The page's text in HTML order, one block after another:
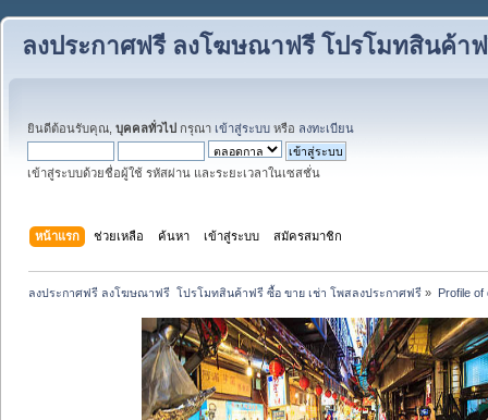
ลงประกาศฟรี ลงโฆษณาฟรี โปรโมทสินค้า
ยินดีต้อนรับคุณ, บุคคลทั่วไป กรุณา เข้าสู่ระบบ หรือ ลงทะเบียน
เข้าสู่ระบบด้วยชื่อผู้ใช้ รหัสผ่าน และระยะเวลาในเซสชั่น
หน้าแรก ช่วยเหลือ ค้นหา เข้าสู่ระบบ สมัครสมาชิก
ลงประกาศฟรี ลงโฆษณาฟรี  โปรโมทสินค้าฟรี ซื้อ ขาย เช่า โพสลงประกาศฟรี » Profile of